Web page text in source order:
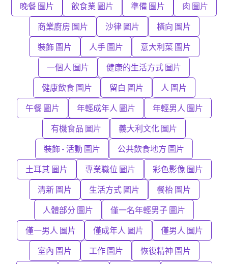
晚餐 圖片 飲食業 圖片 準備 圖片 肉 圖片
商業廚房 圖片 沙律 圖片 橫向 圖片
裝飾 圖片 人手 圖片 意大利菜 圖片
一個人 圖片 健康的生活方式 圖片
健康飲食 圖片 留白 圖片 人 圖片
午餐 圖片 年輕成年人 圖片 年輕男人 圖片
有機食品 圖片 義大利文化 圖片
裝飾 - 活動 圖片 公共飲食地方 圖片
土耳其 圖片 專業職位 圖片 彩色影像 圖片
清新 圖片 生活方式 圖片 餐枱 圖片
人體部分 圖片 僅一名年輕男子 圖片
僅一男人 圖片 僅成年人 圖片 僅男人 圖片
室內 圖片 工作 圖片 恢復精神 圖片